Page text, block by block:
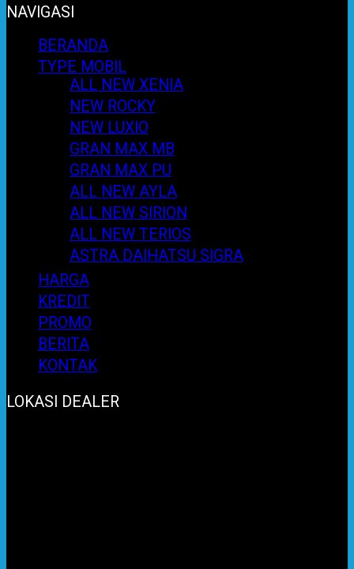
NAVIGASI
BERANDA
TYPE MOBIL
ALL NEW XENIA
NEW ROCKY
NEW LUXIO
GRAN MAX MB
GRAN MAX PU
ALL NEW AYLA
ALL NEW SIRION
ALL NEW TERIOS
ASTRA DAIHATSU SIGRA
HARGA
KREDIT
PROMO
BERITA
KONTAK
LOKASI DEALER